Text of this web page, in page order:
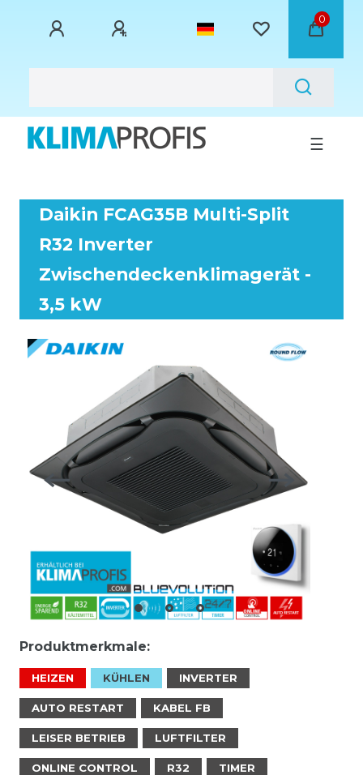
0
☰
Daikin FCAG35B Multi-Split
R32 Inverter
Zwischendeckenklimagerät -
3,5 kW
Produktmerkmale:
HEIZEN KÜHLEN INVERTER
AUTO RESTART KABEL FB
LEISER BETRIEB LUFTFILTER
ONLINE CONTROL R32 TIMER